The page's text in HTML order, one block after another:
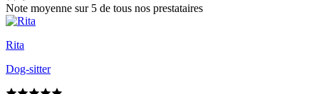
Note moyenne sur 5 de tous nos prestataires
Rita
Dog-sitter